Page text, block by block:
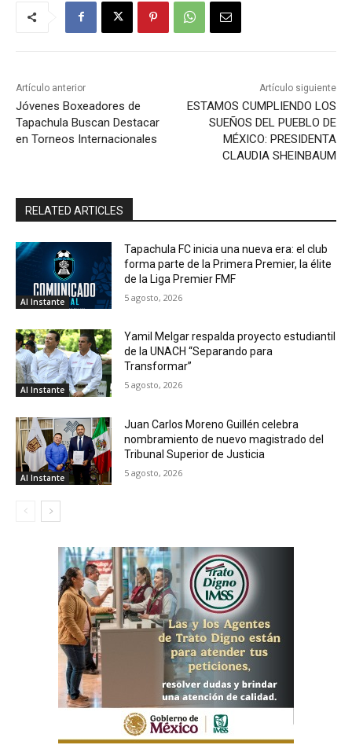
Artículo anterior
Jóvenes Boxeadores de
Tapachula Buscan Destacar
en Torneos Internacionales
Artículo siguiente
ESTAMOS CUMPLIENDO LOS
SUEÑOS DEL PUEBLO DE
MÉXICO: PRESIDENTA
CLAUDIA SHEINBAUM
RELATED ARTICLES
Al Instante
Tapachula FC inicia una nueva era: el club
forma parte de la Primera Premier, la élite
de la Liga Premier FMF
5 agosto, 2026
Al Instante
Yamil Melgar respalda proyecto estudiantil
de la UNACH “Separando para
Transformar”
5 agosto, 2026
Al Instante
Juan Carlos Moreno Guillén celebra
nombramiento de nuevo magistrado del
Tribunal Superior de Justicia
5 agosto, 2026